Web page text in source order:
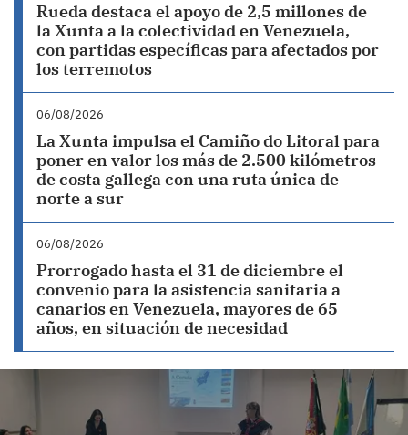
Rueda destaca el apoyo de 2,5 millones de
la Xunta a la colectividad en Venezuela,
con partidas específicas para afectados por
los terremotos
06/08/2026
La Xunta impulsa el Camiño do Litoral para
poner en valor los más de 2.500 kilómetros
de costa gallega con una ruta única de
norte a sur
06/08/2026
Prorrogado hasta el 31 de diciembre el
convenio para la asistencia sanitaria a
canarios en Venezuela, mayores de 65
años, en situación de necesidad